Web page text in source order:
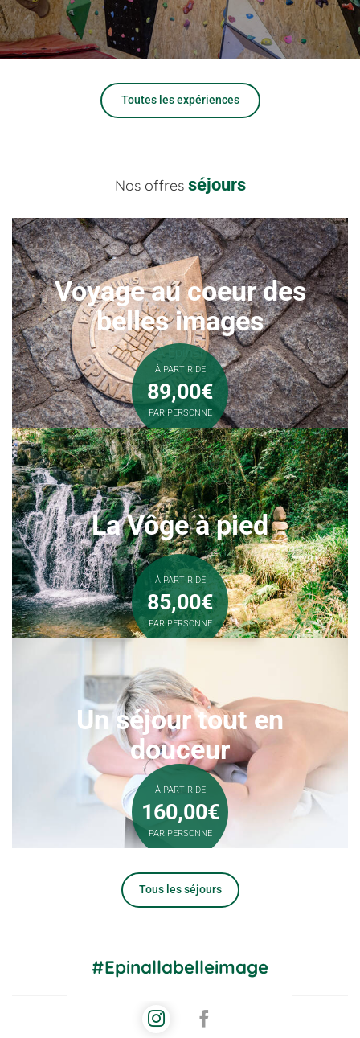
Toutes les expériences
Nos offres séjours
Voyage au coeur des
belles images
A Épinal
À PARTIR DE
89,00€
PAR PERSONNE
La Vôge à pied
À PARTIR DE
85,00€
PAR PERSONNE
Un séjour tout en
douceur
À PARTIR DE
160,00€
PAR PERSONNE
Tous les séjours
#Epinallabelleimage